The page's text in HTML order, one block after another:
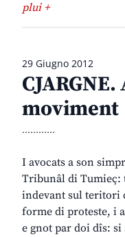
plui +
29 Giugno 2012
moviment
............
I avocats a son
Tribunâl di Tumieç:
indevant sul teritori
forme di proteste, i
e gnot par doi dîs: